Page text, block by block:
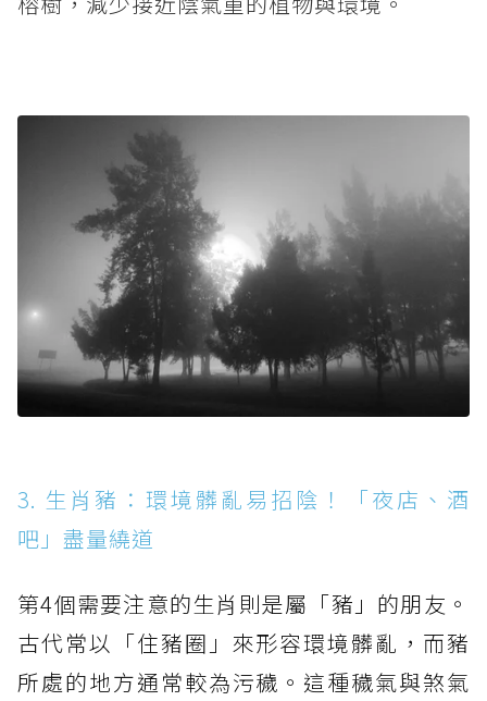
3. 生肖豬：環境髒亂易招陰！「夜店、酒
吧」盡量繞道
第4個需要注意的生肖則是屬「豬」的朋友。
古代常以「住豬圈」來形容環境髒亂，而豬
所處的地方通常較為污穢。這種穢氣與煞氣